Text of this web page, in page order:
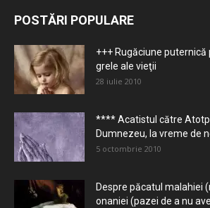
POSTĂRI POPULARE
+++ Rugăciune
grele ale vieţii
28 iulie 2010
**** Acatistul către
Dumnezeu, la vreme de
5 octombrie 2010
Despre păcatul malahiei
onaniei (pazei de a nu